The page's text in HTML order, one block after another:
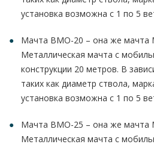
установка возможна с 1 по 5
Мачта ВМО-20 – она же
Металлическая мачта с
конструкции 20 метров. В
таких как диаметр ствола,
установка возможна с 1 по 5
Мачта ВМО-25 – она же
Металлическая мачта с